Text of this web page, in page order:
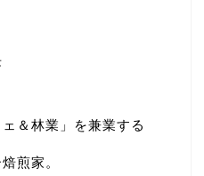
＆林業」を兼業する
煎家。